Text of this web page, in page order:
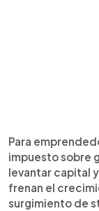
Para
impuesto sobre
levantar capital
frenan el
surgimiento de